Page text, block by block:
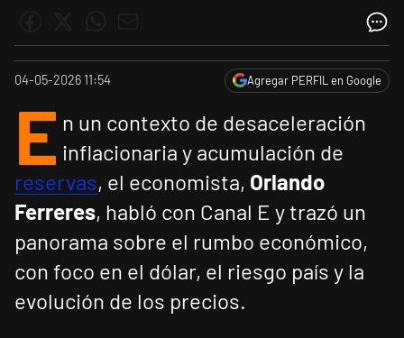
04-05-2026 11:54 Agregar PERFIL en Google
E n un contexto de desaceleración
inflacionaria y acumulación de
reservas, el economista, Orlando
Ferreres, habló con Canal E y trazó un
panorama sobre el rumbo económico,
con foco en el dólar, el riesgo país y la
evolución de los precios.